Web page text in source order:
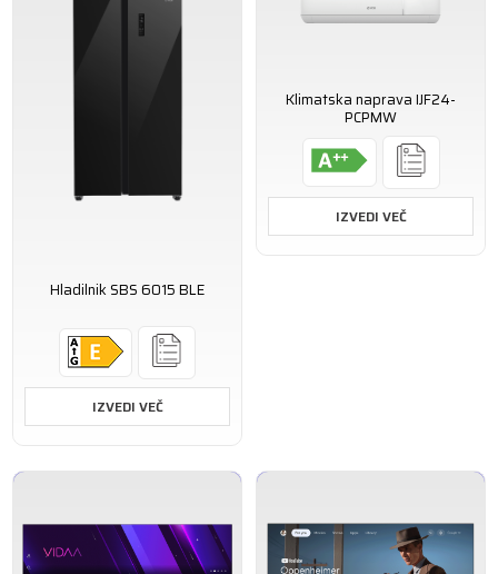
Hladilnik SBS 6015 BLE
IZVEDI VEČ
Klimatska naprava IJF24-
PCPMW
IZVEDI VEČ